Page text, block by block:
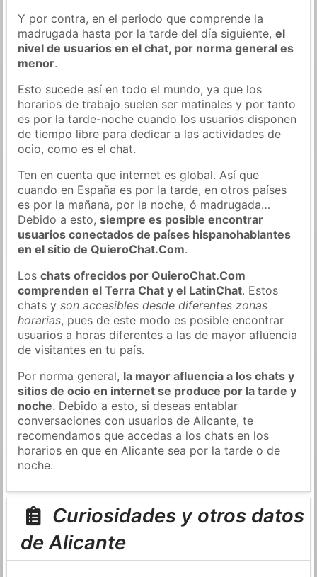
Y por contra, en el periodo que comprende la
madrugada hasta por la tarde del día siguiente,el
nivel de usuarios en el chat, por norma general es
menor.
Esto sucede así en todo el mundo, ya que los
horarios de trabajo suelen ser matinales y por tanto
es por la tarde-noche cuando los usuarios disponen
de tiempo libre para dedicar a las actividades de
ocio, como es el chat.
Ten en cuenta que internet es global. Así que
cuando en España es por la tarde, en otros países
es por la mañana, por la noche, ó madrugada…
Debido a esto,siempre es posible encontrar
usuarios conectados de países hispanohablantes
en el sitio de QuieroChat.Com.
Loschats ofrecidos por QuieroChat.Com
comprenden el Terra Chat y el LatinChat. Estos
chats yson accesibles desde diferentes zonas
horarias, pues de este modo es posible encontrar
usuarios a horas diferentes a las de mayor afluencia
de visitantes en tu país.
Por norma general, la mayor afluencia a los chats y
sitios de ocio en internet se produce por la tarde y
noche. Debido a esto, si deseas entablar
conversaciones con usuarios de Alicante, te
recomendamos que accedas a los chats en los
horarios en que en Alicante sea por la tarde o de
noche.
Curiosidades y otros datos
de Alicante